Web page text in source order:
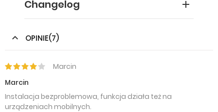
Changelog
OPINIE(7)
Marcin
Marcin
Instalacja bezproblemowa, funkcja działa też na
urządzeniach mobilnych.